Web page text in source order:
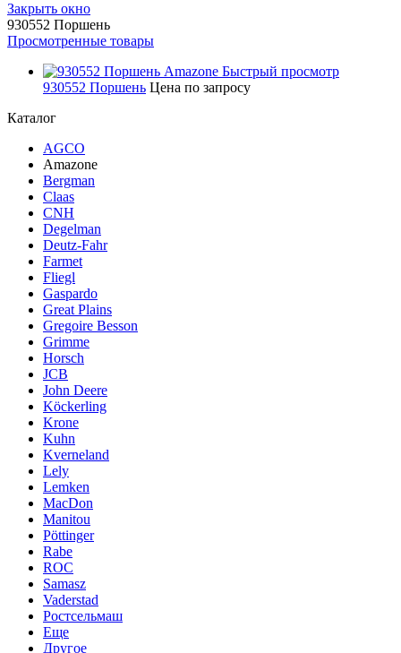
Закрыть окно
930552 Поршень
Просмотренные товары
Быстрый просмотр
930552 Поршень Цена по запросу
Каталог
AGCO
Amazone
Bergman
Claas
CNH
Degelman
Deutz-Fahr
Farmet
Fliegl
Gaspardo
Great Plains
Gregoire Besson
Grimme
Horsch
JCB
John Deere
Köckerling
Krone
Kuhn
Kverneland
Lely
Lemken
MacDon
Manitou
Pöttinger
Rabe
ROC
Samasz
Vaderstad
Ростсельмаш
Еще
Другое